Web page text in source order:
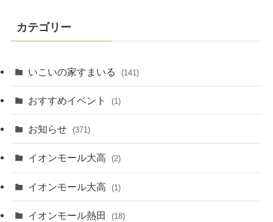
カテゴリー
いこいの家すまいる (141)
おすすめイベント (1)
お知らせ (371)
イオンモール大高 (2)
イオンモール大高 (1)
イオンモール熱田 (18)